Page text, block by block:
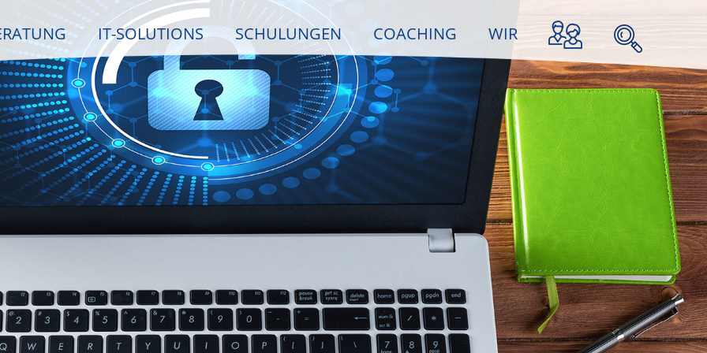
IT-SOLUTIONS SCHULUNGEN COACHING WIR